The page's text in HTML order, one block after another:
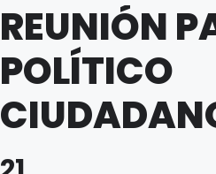
REUNIÓN
POLÍTICO